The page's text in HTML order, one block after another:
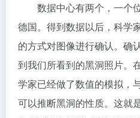
数据中心有两个，一个
德国。得到数据以后，科学
的方式对图像进行确认。确
到我们所看到的黑洞照片。
学家已经做了数值的模拟，
可以推断黑洞的性质。这就